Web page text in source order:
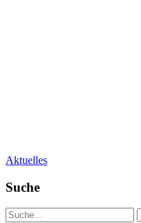
Aktuelles
Suche